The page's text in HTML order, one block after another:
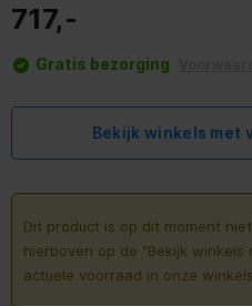
717,-
Gratis bezorging
Bekijk winkels met
Dit product is op dit moment
hierboven op de "Bekijk
actuele voorraad in onze